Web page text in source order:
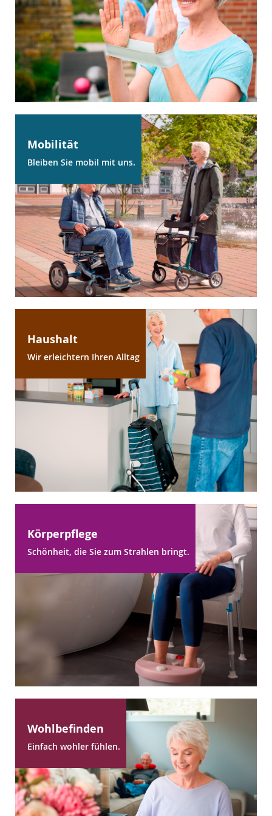
Mobilität
Bleiben Sie mobil mit uns.
Haushalt
Wir erleichtern Ihren Alltag
Körperpflege
Schönheit, die Sie zum Strahlen bringt.
Wohlbefinden
Einfach wohler fühlen.